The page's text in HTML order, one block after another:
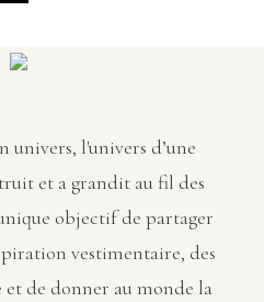
univers, l'univers d’une
et a grandit au fil des
objectif de partager
vestimentaire, des
et de donner au monde la